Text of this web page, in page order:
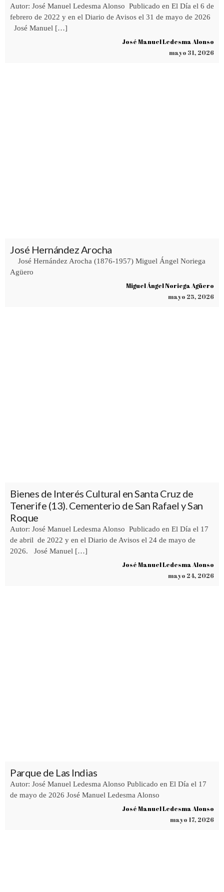
Autor: José Manuel Ledesma Alonso Publicado en El Día el 6 de
febrero de 2022 y en el Diario de Avisos el 31 de mayo de 2026
José Manuel […]
José Manuel Ledesma Alonso
mayo 31, 2026
José Hernández Arocha
José Hernández Arocha (1876-1957) Miguel Ángel Noriega
Agüero
Miguel Ángel Noriega Agüero
mayo 25, 2026
Bienes de Interés Cultural en Santa Cruz de
Tenerife (13). Cementerio de San Rafael y San
Roque
Autor: José Manuel Ledesma Alonso Publicado en El Día el 17
de abril de 2022 y en el Diario de Avisos el 24 de mayo de
2026. José Manuel […]
José Manuel Ledesma Alonso
mayo 24, 2026
Parque de Las Indias
Autor: José Manuel Ledesma Alonso Publicado en El Día el 17
de mayo de 2026 José Manuel Ledesma Alonso
José Manuel Ledesma Alonso
mayo 17, 2026